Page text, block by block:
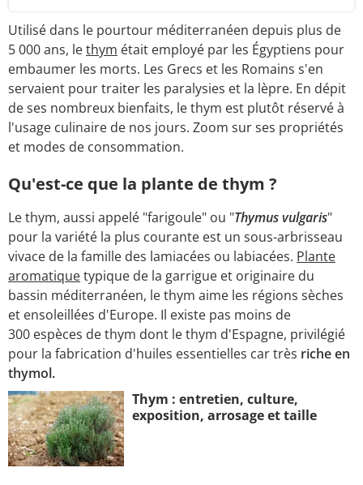
Utilisé dans le pourtour méditerranéen depuis plus de
5 000 ans, lethym était employé par les Égyptiens pour
embaumer les morts. Les Grecs et les Romains s'en
servaient pour traiter les paralysies et la lèpre. En dépit
de ses nombreux bienfaits, le thym est plutôt réservé à
l'usage culinaire de nos jours. Zoom sur ses propriétés
et modes de consommation.
Qu'est-ce que la plante de thym ?
Le thym, aussi appelé "farigoule" ou "Thymus vulgaris"
pour la variété la plus courante est un sous-arbrisseau
vivace de la famille des lamiacées ou labiacées. Plante
aromatiquetypique de la garrigue et originaire du
bassin méditerranéen, le thym aime les régions sèches
et ensoleillées d'Europe. Il existe pas moins de
300 espèces de thym dont le thym d'Espagne, privilégié
pour la fabrication d'huiles essentielles car très riche en
thymol.
Thym : entretien, culture,
exposition, arrosage et taille